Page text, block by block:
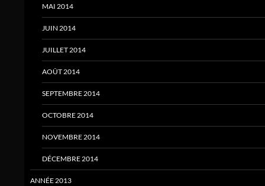
MAI 2014
JUIN 2014
JUILLET 2014
AOÛT 2014
SEPTEMBRE 2014
OCTOBRE 2014
NOVEMBRE 2014
DÉCEMBRE 2014
ANNÉE 2013